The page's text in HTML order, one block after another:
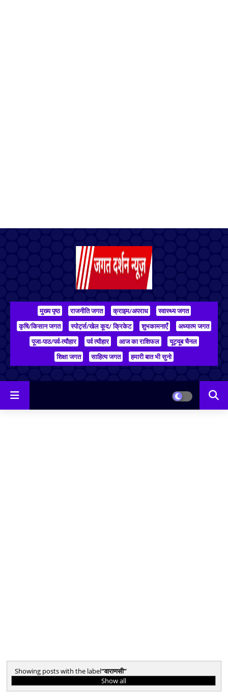
मुख्य पृष्ठ राजनीति जगत क्राइम/अपराध
स्वास्थ्य जगत
कृषि/किसान जगत
स्पोर्ट्स/खेल कूद/ क्रिकेट शुभकामनाएँ
अध्यात्म जगत
पूजा-पाठ/पर्व-त्यौहार
पर्व त्यौहार आज का राशिफल
यूट्यूब चैनल
शिक्षा जगत
साहित्य जगत हमारी बात भी सुनो
Showing posts with the label वाराणसी
Show all